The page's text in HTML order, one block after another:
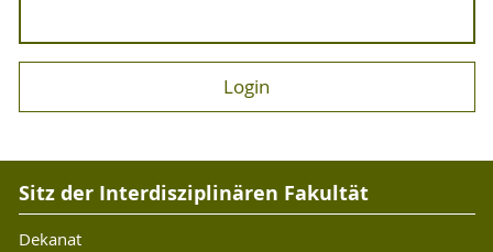
Sitz der Interdisziplinären Fakultät
Dekanat